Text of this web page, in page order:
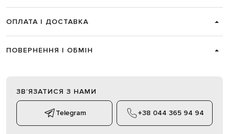
ОПЛАТА І ДОСТАВКА
ПОВЕРНЕННЯ І ОБМІН
ЗВʼЯЗАТИСЯ З НАМИ
Telegram +38 044 365 94 94